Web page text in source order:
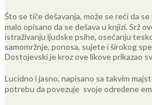
Što se tiče dešavanja, može se reći da
malo opisano da se dešava u knjizi. Srž
istraživanju ljudske psihe, osećanju
samomržnje, ponosa, sujete i širokog
Dostojevski je kroz ove likove prikazao
Lucidno i jasno, napisano sa takvim
potrebu da povezuje svoje određene